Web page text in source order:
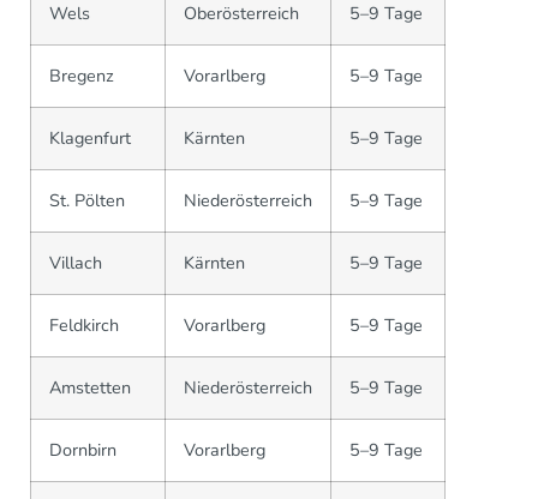
Wels Oberösterreich 5–9 Tage
Bregenz Vorarlberg 5–9 Tage
Klagenfurt Kärnten 5–9 Tage
St. Pölten Niederösterreich 5–9 Tage
Villach Kärnten 5–9 Tage
Feldkirch Vorarlberg 5–9 Tage
Amstetten Niederösterreich 5–9 Tage
Dornbirn Vorarlberg 5–9 Tage